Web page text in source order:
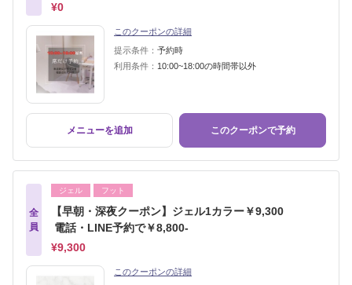
¥0
このクーポンの詳細
提示条件： 予約時
利用条件： 10:00~18:00の時間帯以外
メニューを追加 このクーポンで予約
全
員
ジェル フット
【早朝・深夜クーポン】ジェル1カラー￥9,300
電話・LINE予約で￥8,800-
¥9,300
このクーポンの詳細